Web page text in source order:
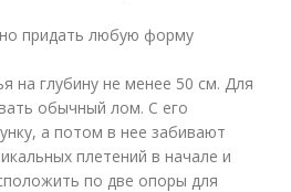
придать любую форму
на глубину не менее 50 см. Для
обычный лом. С его
а потом в нее забивают
плетений в начале и
по две опоры для